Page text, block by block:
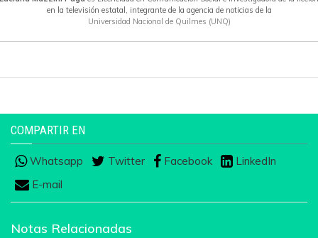
en la televisión estatal, integrante de la agencia de noticias de la
Universidad Nacional de Quilmes (UNQ)
COMPARTIR EN
Whatsapp Twitter Facebook
LinkedIn
E-mail
Notas Relacionadas